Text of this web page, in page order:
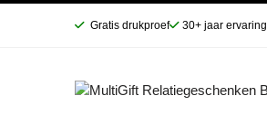
Gratis drukproef 30+ jaar ervaring